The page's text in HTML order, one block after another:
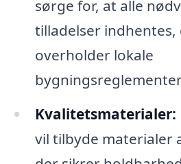
sørge for, at alle
tilladelser
overholder lokale
Kvalitetsmaterialer:
vil tilbyde materialer